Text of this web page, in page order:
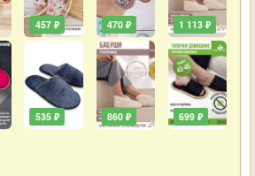
457 ₽
535 ₽
470 ₽
860 ₽
1 113 ₽
699 ₽